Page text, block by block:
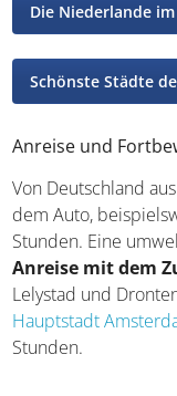
Die Niederlande
Schönste Städte
Anreise und
Von Deutschland
dem Auto,
Stunden. Eine
Anreise mit dem
Lelystad und
Hauptstadt
Stunden.